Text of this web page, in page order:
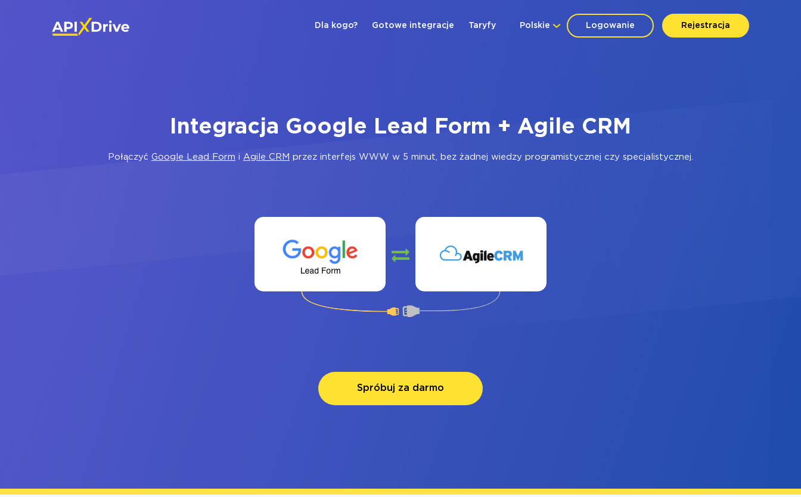
Logowanie Rejestracja
Polskie
Dla kogo? Gotowe integracje Taryfy
Integracja Google Lead Form + Agile CRM
Połączyć Google Lead Form i Agile CRM przez interfejs WWW w 5 minut, bez żadnej wiedzy programistycznej czy specjalistycznej.
Spróbuj za darmo